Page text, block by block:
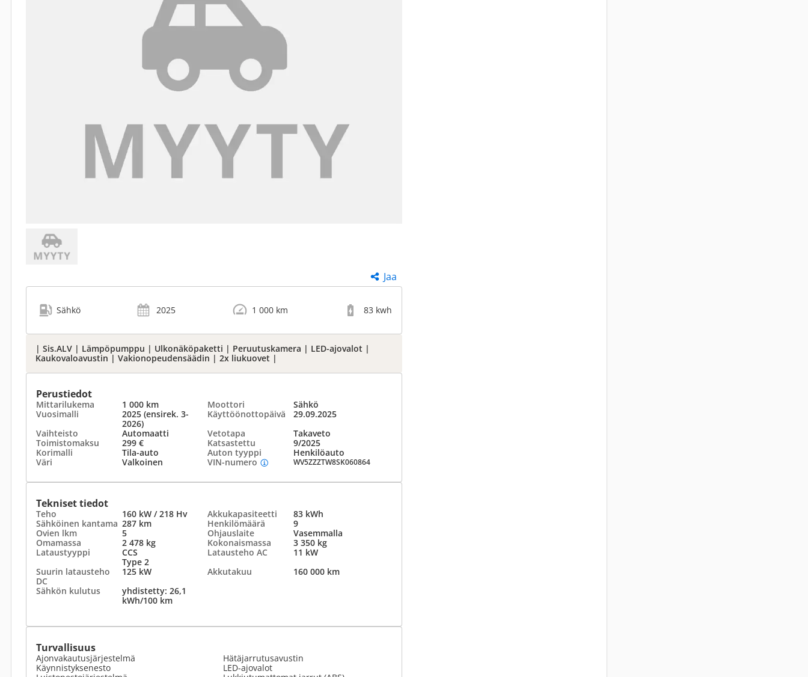
Jaa
Sähkö 2025 1 000 km 83 kwh
| Sis.ALV | Lämpöpumppu | Ulkonäköpaketti | Peruutuskamera | LED-ajovalot |
Kaukovaloavustin | Vakionopeudensäädin | 2x liukuovet |
Perustiedot
Mittarilukema 1 000 km Moottori
Sähkö
Vuosimalli
2025 (ensirek. 3-
2026)
Käyttöönottopäivä
29.09.2025
Vaihteisto
Automaatti Vetotapa
Takaveto
Toimistomaksu
299 € Katsastettu
9/2025
Korimalli
Tila-auto Auton tyyppi
Henkilöauto
Väri
Valkoinen VIN-numero WV5ZZZTW8SK060864
Tekniset tiedot
Teho 160 kW / 218 Hv Akku­kapasiteetti
83 kWh
Sähköinen kantama 287 km Henkilömäärä
9
Ovien lkm
5 Ohjauslaite
Vasemmalla
Omamassa
2 478 kg Kokonaismassa
3 350 kg
Lataustyyppi
CCS
Type 2
Latausteho AC
11 kW
Suurin latausteho
DC
125 kW Akkutakuu
160 000 km
Sähkön kulutus
yhdistetty: 26,1
kWh/100 km
Turvallisuus
Ajonvakautusjärjestelmä
Käynnistyksenesto
Hätäjarrutusavustin
LED-ajovalot